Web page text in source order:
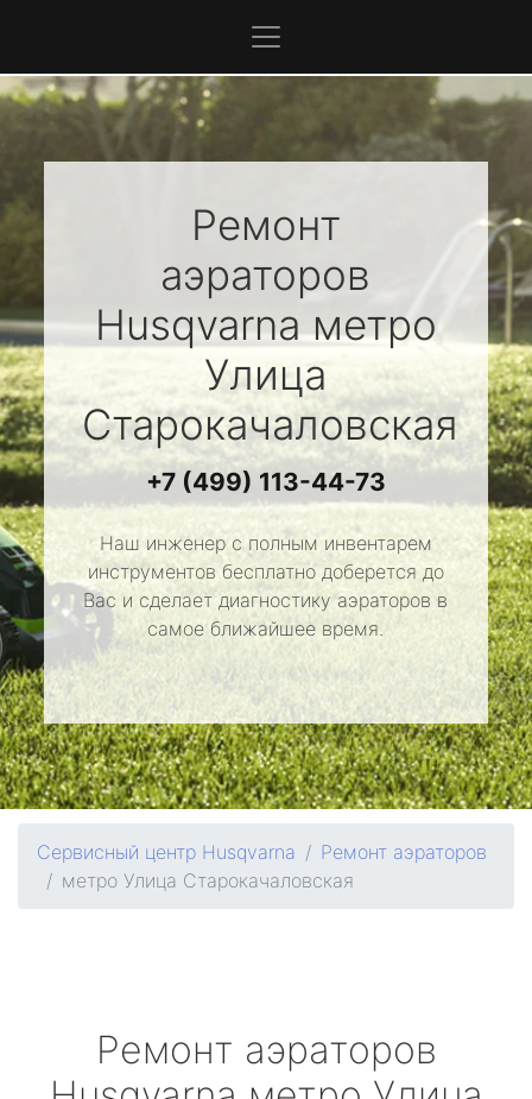
Ремонт
аэраторов
Husqvarnaметро
Улица
Старокачаловская
+7 (499) 113-44-73
Наш инженер с полным инвентарем
инструментов бесплатно доберется до
Вас и сделает диагностику аэраторов в
самое ближайшее время.
Сервисный центр Husqvarna
Ремонт аэраторов
метро Улица Старокачаловская
Ремонт аэраторов